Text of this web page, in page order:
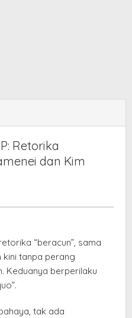
Retorika
dan Kim
“beracun”, sama
kini tanpa perang
Keduanya berperilaku
tak ada